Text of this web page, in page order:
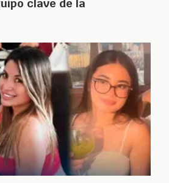
clave de la